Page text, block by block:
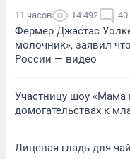
11 часов 14 492 40
Фермер Джастас
молочник», заявил
России — видео
Участницу шоу «Мама
домогательствах к
Лицевая гладь для